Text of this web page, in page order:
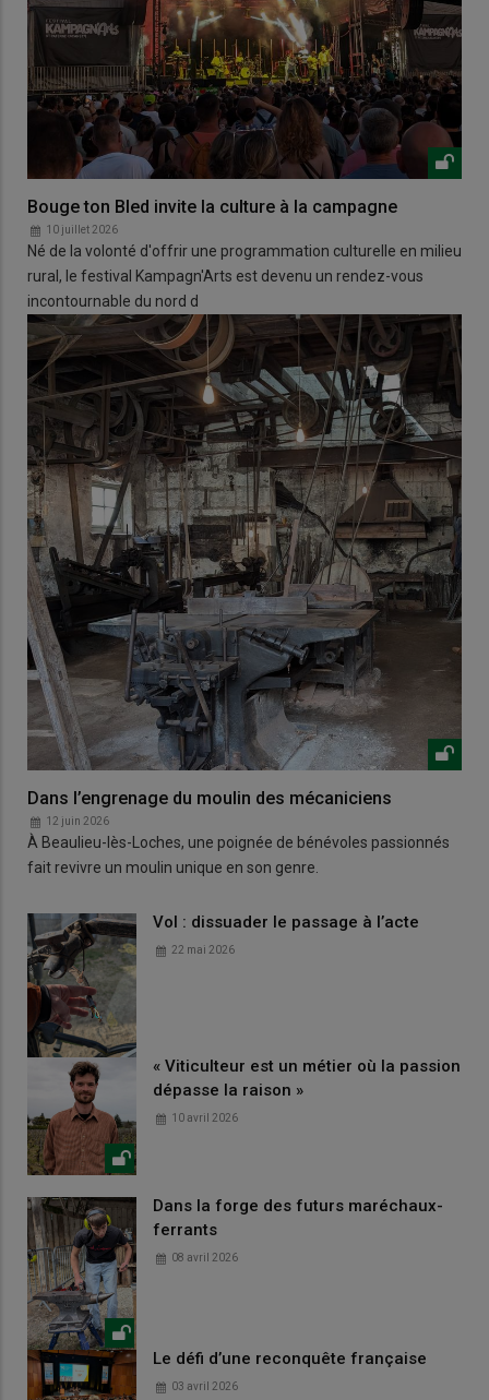
Bouge ton Bled invite la culture à la campagne
10 juillet 2026
Né de la volonté d'offrir une programmation culturelle en milieu
rural, le festival Kampagn'Arts est devenu un rendez-vous
incontournable du nord d
Dans l’engrenage du moulin des mécaniciens
12 juin 2026
À Beaulieu-lès-Loches, une poignée de bénévoles passionnés
fait revivre un moulin unique en son genre.
Vol : dissuader le passage à l’acte
22 mai 2026
« Viticulteur est un métier où la passion
dépasse la raison »
10 avril 2026
Dans la forge des futurs maréchaux-
ferrants
08 avril 2026
Le défi d’une reconquête française
03 avril 2026